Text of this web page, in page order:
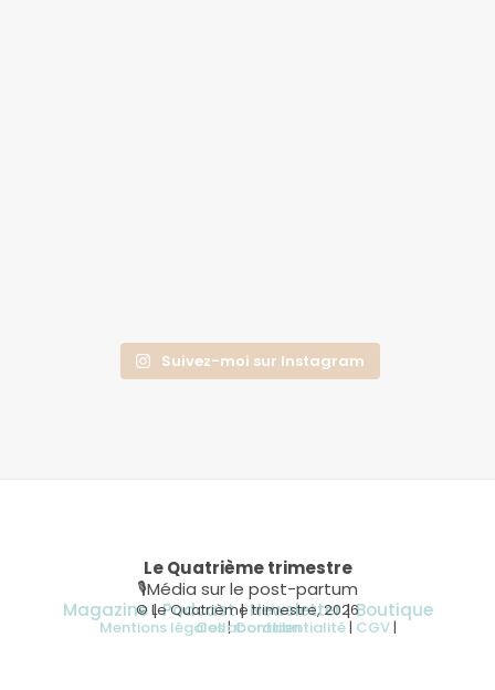
Suivez-moi sur Instagram
Le Quatrième trimestre
🎙Média sur le post-partum
Magazine|Podcast|Newsletter|Boutique
© Le Quatrième trimestre, 2026
Mentions légales|Confidentialité| CGV|
Collaboration